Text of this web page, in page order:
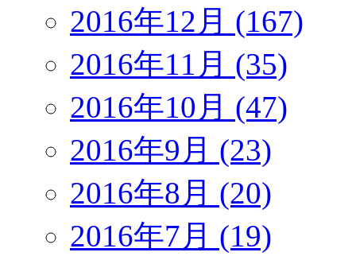
2016年12月 (167)
2016年11月 (35)
2016年10月 (47)
2016年9月 (23)
2016年8月 (20)
2016年7月 (19)